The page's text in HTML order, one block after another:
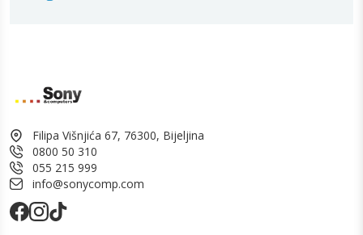
Filipa Višnjića 67, 76300, Bijeljina
0800 50 310
055 215 999
info@sonycomp.com